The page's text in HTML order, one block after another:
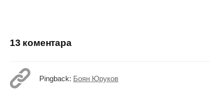
13 коментара
Pingback: Боян Юруков